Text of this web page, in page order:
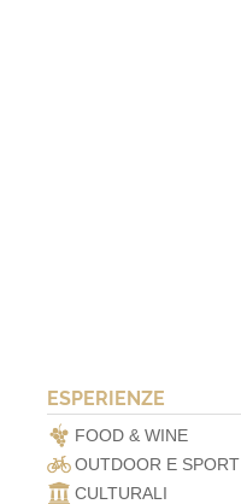
ESPERIENZE
FOOD & WINE
OUTDOOR E SPORT
CULTURALI